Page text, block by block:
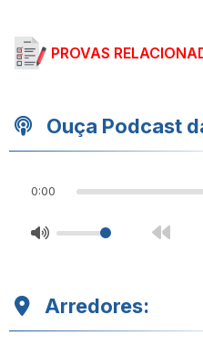
PROVAS
Ouça Podcast
0:00
Arredores: